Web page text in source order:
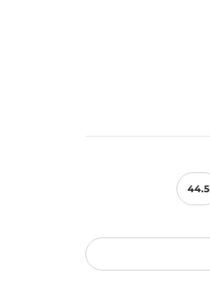
44.5